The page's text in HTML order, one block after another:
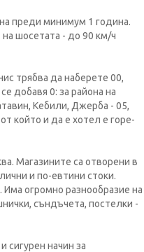
преди минимум 1 година.
шосетата - до 90 км/ч
трябва да наберете 00,
добавя 0: за района на
Кебили, Джерба - 05,
който и да е хотел е горе-
Магазините са отворени в
и по-евтини стоки.
огромно разнообразие на
съндъчета, постелки -
сигурен начин за